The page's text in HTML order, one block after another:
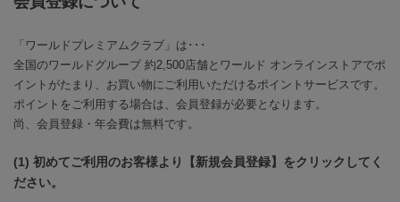
「ワールドプレミアムクラブ」は･･･
全国のワールドグループ 約2,500店舗とワールド オンラインストアでポ
イントがたまり、お買い物にご利用いただけるポイントサービスです。
ポイントをご利用する場合は、会員登録が必要となります。
尚、会員登録・年会費は無料です。
(1) 初めてご利用のお客様より【新規会員登録】をクリックしてく
ださい。